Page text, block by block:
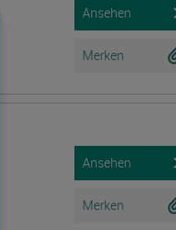
Ansehen
Merken
Ansehen
Merken